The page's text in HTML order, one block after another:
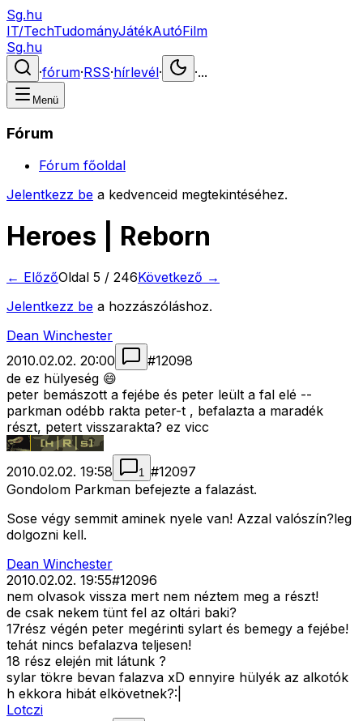
Sg.hu
IT/TechTudományJátékAutóFilm
Sg.hu
·fórum·RSS·hírlevél· ·...
Menü
Fórum
Fórum főoldal
Jelentkezz be a kedvenceid megtekintéséhez.
Heroes | Reborn
← ElőzőOldal 5 / 246Következő →
Jelentkezz be a hozzászóláshoz.
Dean Winchester
2010.02.02. 20:00
#12098
de ez hülyeség 😄
peter bemászott a fejébe és peter leült a fal elé --
parkman odébb rakta peter-t , befalazta a maradék
részt, petert visszarakta? ez vicc
2010.02.02. 19:58 1 #12097
Gondolom Parkman befejezte a falazást.
Sose végy semmit aminek nyele van! Azzal valószín?leg
dolgozni kell.
Dean Winchester
2010.02.02. 19:55#12096
nem olvasok vissza mert nem néztem meg a részt!
de csak nekem tünt fel az oltári baki?
17rész végén peter megérinti sylart és bemegy a fejébe!
tehát nincs befalazva teljesen!
18 rész elején mit látunk ?
sylar tökre bevan falazva xD ennyire hülyék az alkotók
h ekkora hibát elkövetnek?:|
Lotczi